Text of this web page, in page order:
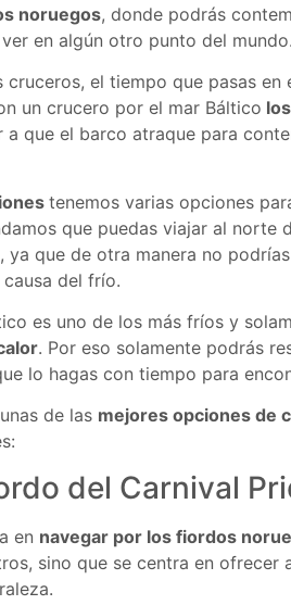
noruegos, donde podrás
en algún otro punto del mundo.
cruceros, el tiempo que pasas
un crucero por el mar Báltico
a que el barco atraque para
tenemos varias opciones
que puedas viajar al norte
, ya que de otra manera no
del frío.
es uno de los más fríos y
. Por eso solamente podrás
lo hagas con tiempo para
de las mejores opciones de
del Carnival
en navegar por los fiordos
sino que se centra en ofrecer